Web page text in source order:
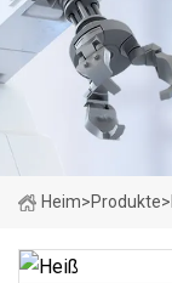
Heim>Produkte>